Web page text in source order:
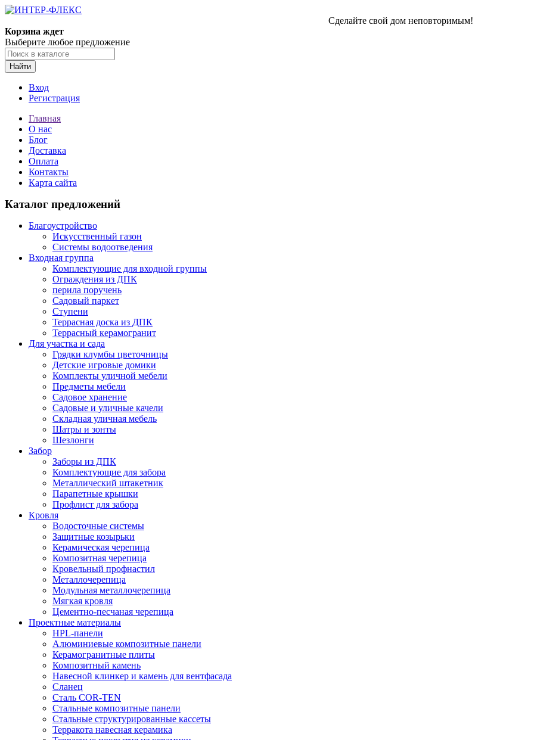
Сделайте свой дом неповторимым!
Корзина ждет
Выберите любое предложение
Найти
Вход
Регистрация
Главная
О нас
Блог
Доставка
Оплата
Контакты
Карта сайта
Каталог предложений
Благоустройство
Искусственный газон
Системы водоотведения
Входная группа
Комплектующие для входной группы
Ограждения из ДПК
перила поручень
Садовый паркет
Ступени
Террасная доска из ДПК
Террасный керамогранит
Для участка и сада
Грядки клумбы цветочницы
Детские игровые домики
Комплекты уличной мебели
Предметы мебели
Садовое хранение
Садовые и уличные качели
Складная уличная мебель
Шатры и зонты
Шезлонги
Забор
Заборы из ДПК
Комплектующие для забора
Металлический штакетник
Парапетные крышки
Профлист для забора
Кровля
Водосточные системы
Защитные козырьки
Керамическая черепица
Композитная черепица
Кровельный профнастил
Металлочерепица
Модульная металлочерепица
Мягкая кровля
Цементно-песчаная черепица
Проектные материалы
HPL-панели
Алюминиевые композитные панели
Керамогранитные плиты
Композитный камень
Навесной клинкер и камень для вентфасада
Сланец
Сталь COR-TEN
Стальные композитные панели
Стальные структурированные кассеты
Терракота навесная керамика